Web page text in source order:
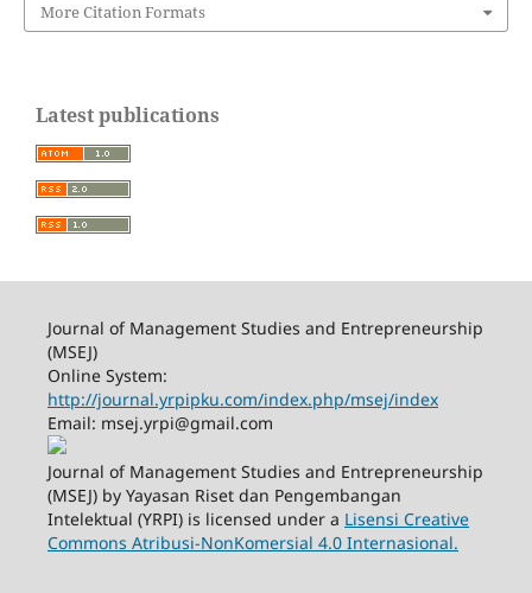
More Citation Formats
Latest publications
Journal of Management Studies and Entrepreneurship
(MSEJ)
Online System:
http://journal.yrpipku.com/index.php/msej/index
Email: msej.yrpi@gmail.com
Journal of Management Studies and Entrepreneurship
(MSEJ) by Yayasan Riset dan Pengembangan
Intelektual (YRPI) is licensed under a Lisensi Creative
Commons Atribusi-NonKomersial 4.0 Internasional.